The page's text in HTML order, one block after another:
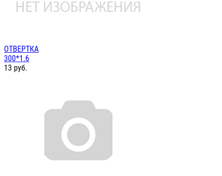
ОТВЕРТКА
300*1.6
13 руб.